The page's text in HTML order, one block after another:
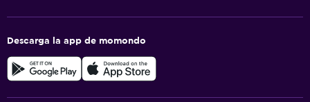
Descarga la app de momondo